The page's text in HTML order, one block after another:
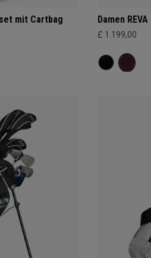
mit Cartbag Damen
£ 1.199,00